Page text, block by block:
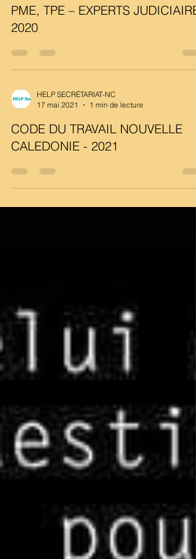
PME, TPE – EXPERTS
2020
HELP SECRÉTARIAT-NC
17 mai 2021
1 min de lecture
CODE DU TRAVAIL NOUVELLE
CALEDONIE - 2021